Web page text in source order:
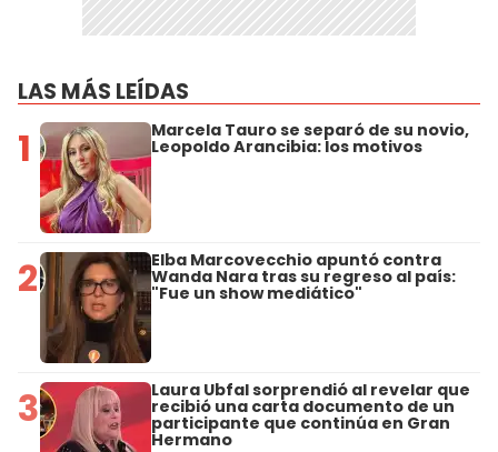
LAS MÁS LEÍDAS
1 Marcela Tauro se separó de su novio,
Leopoldo Arancibia: los motivos
2 Elba Marcovecchio apuntó contra
Wanda Nara tras su regreso al país:
"Fue un show mediático"
3 Laura Ubfal sorprendió al revelar que
recibió una carta documento de un
participante que continúa en Gran
Hermano